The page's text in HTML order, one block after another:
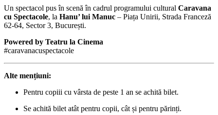
Un spectacol pus în scenă în cadrul programului cultural Caravana
cu Spectacole, la Hanu’ lui Manuc – Piața Unirii, Strada Franceză
62-64, Sector 3, București.
Powered by Teatru la Cinema
#caravanacuspectacole
Alte mențiuni:
Pentru copiii cu vârsta de peste 1 an se achită bilet.
Se achită bilet atât pentru copii, cât și pentru părinți.